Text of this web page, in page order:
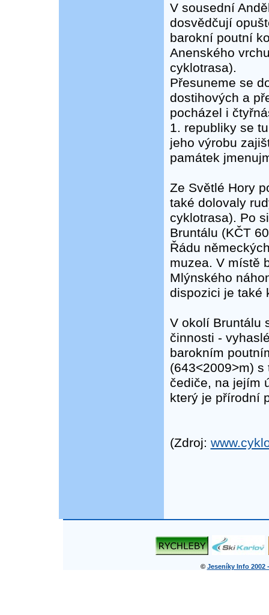
V sousední
dosvědčují
barokní poutní
Anenského
cyklotrasa).
Přesuneme se
dostihových a
pocházel i
1. republiky se
jeho výrobu
památek
Ze Světlé Hory
také dolovaly
cyklotrasa). Po
Bruntálu (KČT
Řádu
muzea. V místě
Mlýnského
dispozici je také
V okolí Bruntálu
činnosti -
barokním
(643<2009>m)
čediče, na jejím
který je přírodní
(Zdroj:
© Jeseníky Info 2002